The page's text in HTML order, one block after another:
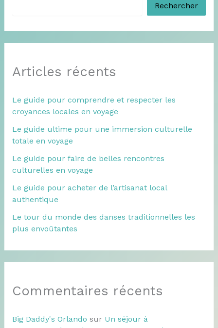
Rechercher
Articles récents
Le guide pour comprendre et respecter les
croyances locales en voyage
Le guide ultime pour une immersion culturelle
totale en voyage
Le guide pour faire de belles rencontres
culturelles en voyage
Le guide pour acheter de l’artisanat local
authentique
Le tour du monde des danses traditionnelles les
plus envoûtantes
Commentaires récents
Big Daddy's Orlando sur Un séjour à